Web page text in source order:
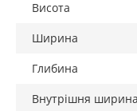
Висота
Ширина
Глибина
Внутрішня ширина